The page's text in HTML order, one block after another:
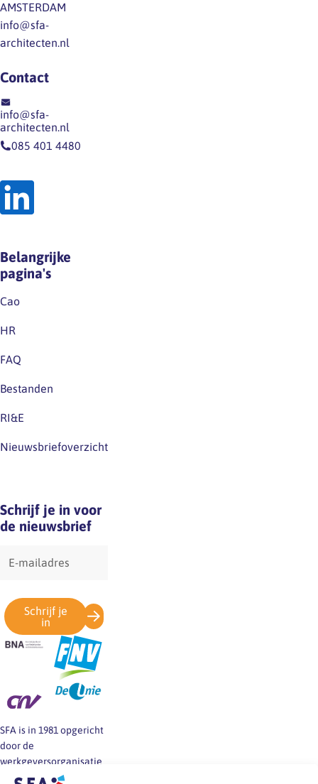
AMSTERDAM
info@sfa-
architecten.nl
Contact
info@sfa-
architecten.nl
085 401 4480
Belangrijke
pagina's
Cao
HR
FAQ
Bestanden
RI&E
Nieuwsbriefoverzicht
Schrijf je in voor
de nieuwsbrief
mailadres
Schrijf je
in
SFA is in 1981 opgericht
door de
werkgeversorganisatie
BNA en de vakbonden